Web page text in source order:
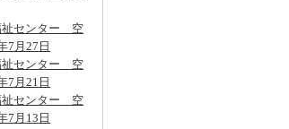
祉センター 空
7月27日
祉センター 空
7月21日
祉センター 空
7月13日